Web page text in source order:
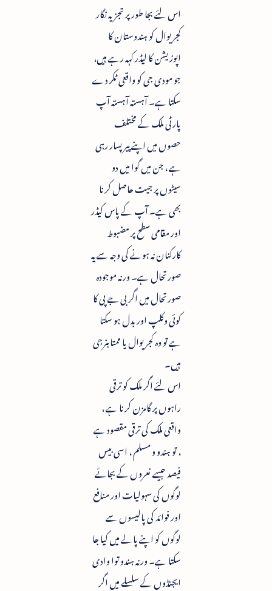
اس لئے بجا طور پر تجزیہ نگار
کجریوال کو ہندوستان کا
اپوزیشن کا لیڈر کہہ رہے ہیں،
جو مودی جی کو واقعی ٹکر دے
سکتا ہے۔ آہستہ آہستہ آپ
پارٹی ملک کے مختلف
حصوں میں اپنے پیر پسار رہی
ہے ، جن میں گوا میں دو
سیٹوں پر جیت حاصل کرنا
بھی ہے۔ آپ کے پاس کیڈر
اور مقامی سطح پر مضبوط
کارکنان نہ ہونے کی وجہ سے یہ
صورتحال ہے۔ ورنہ موجودہ
صورتحال میں اگر بی جے پی کا
کوئی وکلپ اور بدل ہو سکتا
ہے تو وہ کجریوال یا ممتابنرجی
ہیں۔
اس لئے اگر ملک کو ترقی
راہوں پر گامزن کرنا ہے ،
واقعی ملک کی ترقی مقصود ہے
، تو ہندو و مسلم ، اسی بیس
فیصد جیسے نعروں کے بجائے
لوگوں کی سہولیات اور منافع
اور فوائد کی پالیسوں سے
لوگوں کو اپنے پالے میں کیا جا
سکتا ہے۔ ورنہ ہندو توا وادی
ایجنڈوں کے سلسلے میں اگر